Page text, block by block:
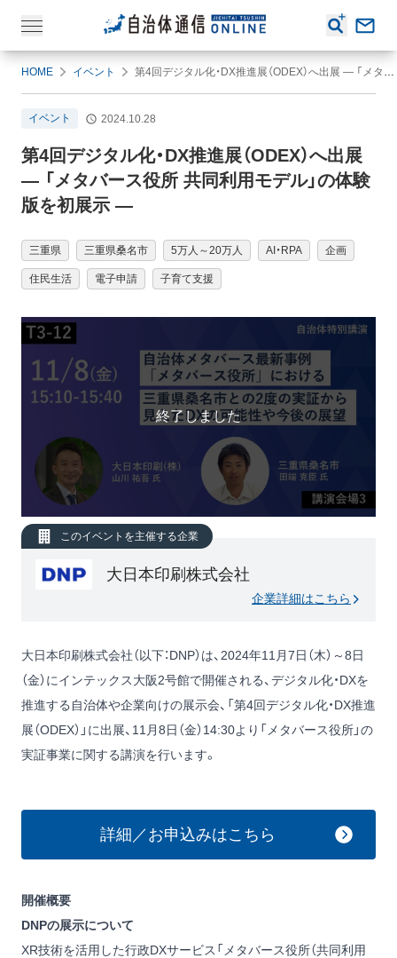
HOME イベント 第4回デジタル化・DX推進展（ODEX）へ出展 ― 「メタバース役所 共同利用モデル」の体験版を初展示 ―
イベント 2024.10.28
第4回デジタル化・DX推進展（ODEX）へ出展
― 「メタバース役所 共同利用モデル」の体験
版を初展示 ―
三重県 三重県桑名市 5万人～20万人 AI・RPA 企画
住民生活 電子申請 子育て支援
終了しました
このイベントを主催する企業
大日本印刷株式会社
企業詳細はこちら
大日本印刷株式会社（以下：DNP）は、2024年11月7日（木）～8日
（金）にインテックス大阪2号館で開催される、デジタル化・DXを
推進する自治体や企業向けの展示会、「第4回デジタル化・DX推進
展（ODEX）」に出展、11月8日（金）14:30より「メタバース役所」の
実証事業に関する講演を行います。
詳細／お申込みはこちら
開催概要
DNPの展示について
XR技術を活用した行政DXサービス「メタバース役所（共同利用